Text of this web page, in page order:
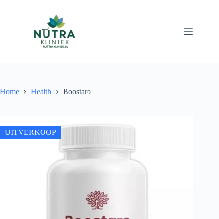
Home Health Boostaro
UITVERKOOP